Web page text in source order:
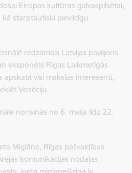
Eiropas kultūras galvaspilsētai,
starptautiski pievilcīgu
redzamais Latvijas paviljons
eksponēts Rīgas Laikmetīgās
apskatīt visi mākslas interesenti,
Venēciju.
norisinās no 6. maija līdz 22.
Miglāne, Rīgas pašvaldības
komunikācijas nodaļas